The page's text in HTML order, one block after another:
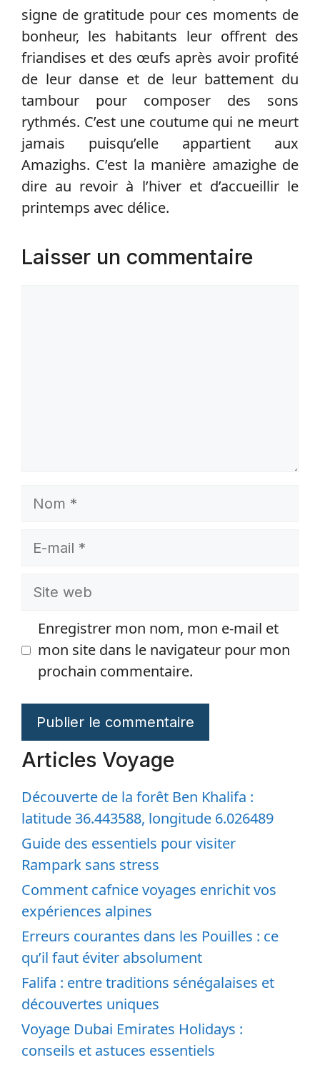
signe de gratitude pour ces moments de
bonheur, les habitants leur offrent des
friandises et des œufs après avoir profité
de leur danse et de leur battement du
tambour pour composer des sons
rythmés. C’est une coutume qui ne meurt
jamais puisqu’elle appartient aux
Amazighs. C’est la manière amazighe de
dire au revoir à l’hiver et d’accueillir le
printemps avec délice.
Laisser un commentaire
Nom
E-
Site
Enregistrer mon nom, mon e-mail et
mon site dans le navigateur pour mon
prochain commentaire.
Articles Voyage
Découverte de la forêt Ben Khalifa :
latitude 36.443588, longitude 6.026489
Guide des essentiels pour visiter
Rampark sans stress
Comment cafnice voyages enrichit vos
expériences alpines
Erreurs courantes dans les Pouilles : ce
qu’il faut éviter absolument
Falifa : entre traditions sénégalaises et
découvertes uniques
Voyage Dubai Emirates Holidays :
conseils et astuces essentiels